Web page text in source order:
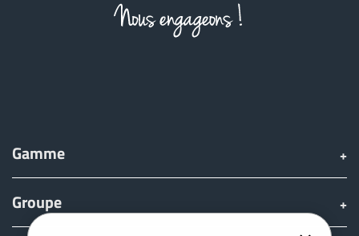
Gamme
Groupe